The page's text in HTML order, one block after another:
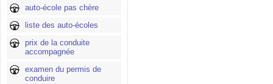
auto-école pas chère
liste des auto-écoles
prix de la conduite
accompagnée
examen du permis de
conduire